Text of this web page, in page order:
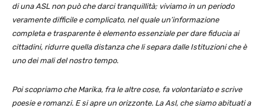
di una ASL non può che darci tranquillità; viviamo in un periodo
veramente difficile e complicato, nel quale un’informazione
completa e trasparente è elemento essenziale per dare fiducia ai
cittadini, ridurre quella distanza che li separa dalle Istituzioni che è
uno dei mali del nostro tempo.
Poi scopriamo che Marika, fra le altre cose, fa volontariato e scrive
poesie e romanzi. E si apre un orizzonte. La Asl, che siamo abituati a